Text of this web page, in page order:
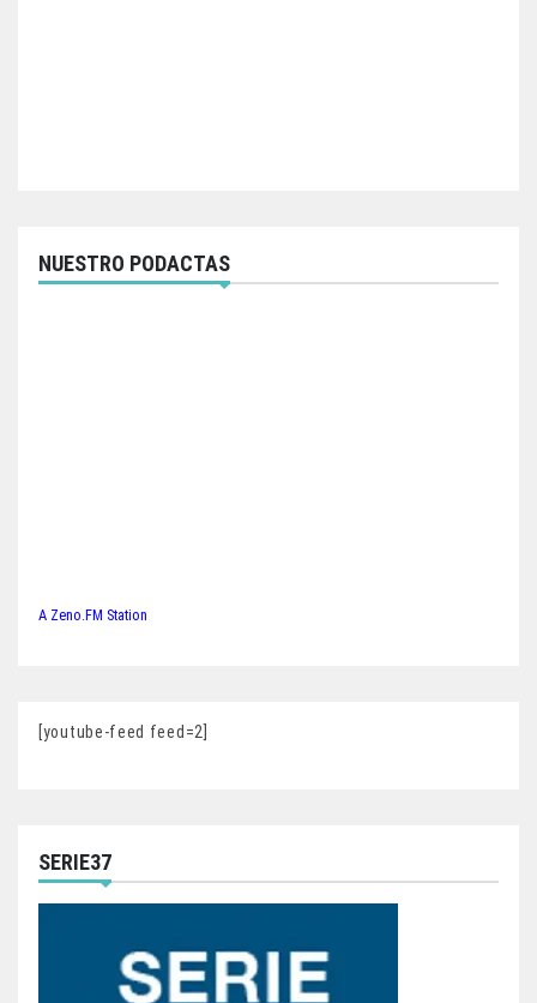
NUESTRO PODACTAS
A Zeno.FM Station
[youtube-feed feed=2]
SERIE37